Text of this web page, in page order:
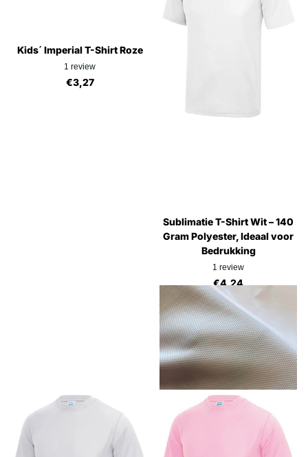
Kids´ Imperial T-Shirt Roze
1 review
€3,27
Sublimatie T-Shirt Wit – 140
Gram Polyester, Ideaal voor
Bedrukking
1 review
€4,24